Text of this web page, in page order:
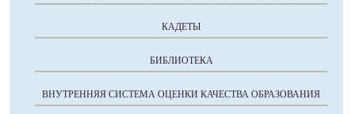
КАДЕТЫ
БИБЛИОТЕКА
ВНУТРЕННЯЯ СИСТЕМА ОЦЕНКИ КАЧЕСТВА ОБРАЗОВАНИЯ